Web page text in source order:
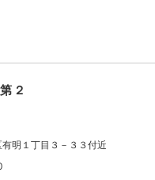
２
明１丁目３－３３付近